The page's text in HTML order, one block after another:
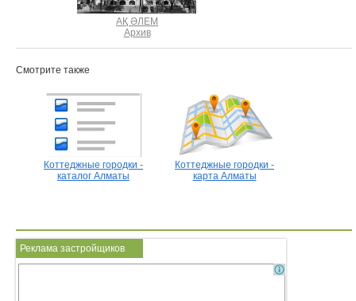
АҚ ӘЛЕМ
Архив
Смотрите также
Коттеджные городки -
каталог Алматы
Коттеджные городки -
карта Алматы
Реклама застройщиков